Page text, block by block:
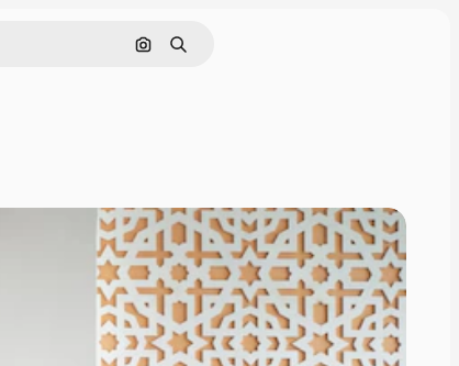
Cerca per immagine
Ricerca